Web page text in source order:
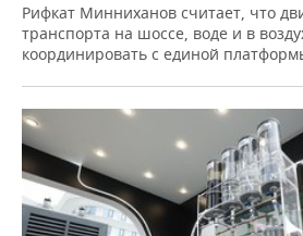
Рифкат Минниханов считает, что
транспорта на шоссе, воде и в
координировать с единой